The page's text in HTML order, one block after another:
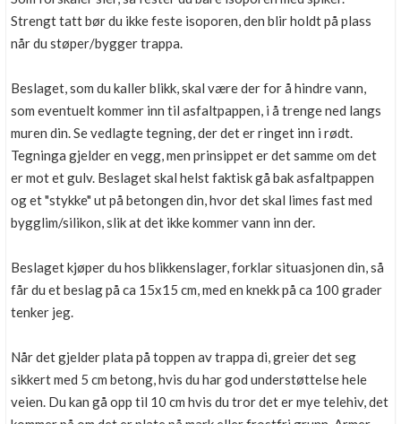
Strengt tatt bør du ikke feste isoporen, den blir holdt på plass
når du støper/bygger trappa.
Beslaget, som du kaller blikk, skal være der for å hindre vann,
som eventuelt kommer inn til asfaltpappen, i å trenge ned langs
muren din. Se vedlagte tegning, der det er ringet inn i rødt.
Tegninga gjelder en vegg, men prinsippet er det samme om det
er mot et gulv. Beslaget skal helst faktisk gå bak asfaltpappen
og et "stykke" ut på betongen din, hvor det skal limes fast med
bygglim/silikon, slik at det ikke kommer vann inn der.
Beslaget kjøper du hos blikkenslager, forklar situasjonen din, så
får du et beslag på ca 15x15 cm, med en knekk på ca 100 grader
tenker jeg.
Når det gjelder plata på toppen av trappa di, greier det seg
sikkert med 5 cm betong, hvis du har god understøttelse hele
veien. Du kan gå opp til 10 cm hvis du tror det er mye telehiv, det